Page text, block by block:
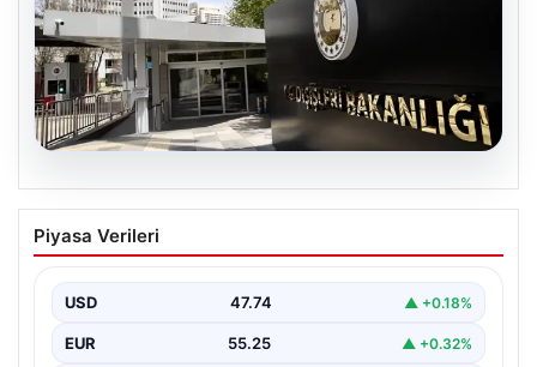
07.08.2026
Dışişleri Sözcüsü Keçeli’den
Yunanistan açıklaması. “Ülkemiz
doğurmayacaktır”
{“title”: “Dışişleri Sözcüsü Keçeli: Yunanistan’ın Turizm
Mekansal Çerçevesi Türkiye Açısından Hukuki Sonuç
Piyasa Verileri
USD 47.74 ▲ +0.18%
EUR 55.25 ▲ +0.32%